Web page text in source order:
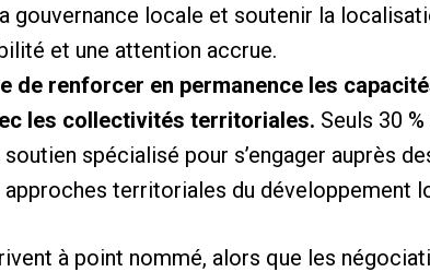
gouvernance locale et soutenir la
et une attention accrue.
de renforcer en permanence les
les collectivités territoriales. Seuls 30
spécialisé pour s’engager auprès
territoriales du développement
à point nommé, alors que les